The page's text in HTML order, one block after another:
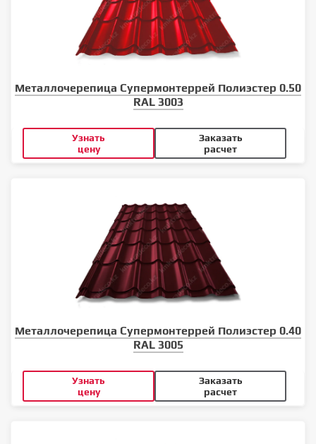
Металлочерепица Супермонтеррей Полиэстер 0.50
RAL 3003
Узнать
цену
Заказать
расчет
Металлочерепица Супермонтеррей Полиэстер 0.40
RAL 3005
Узнать
цену
Заказать
расчет